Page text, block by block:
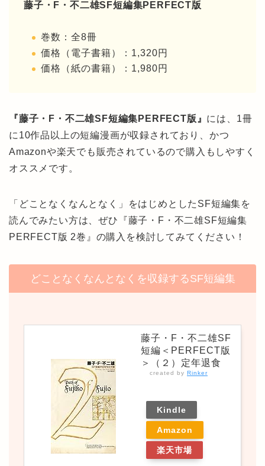
藤子・F・不二雄SF短編集PERFECT版
巻数：全8冊
価格（電子書籍）：1,320円
価格（紙の書籍）：1,980円
『藤子・F・不二雄SF短編集PERFECT版』 には、1冊
に10作品以上の短編漫画が収録されており、かつ
Amazonや楽天でも販売されているので購入もしやすく
オススメです。
「どことなくなんとなく」をはじめとしたSF短編集を
読んでみたい方は、ぜひ『藤子・F・不二雄SF短編集
PERFECT版 2巻』の購入を検討してみてください！
どことなくなんとなくを収録するSF短編集
藤子・F・不二雄SF
短編＜PERFECT版
＞（２）定年退食
created by Rinker
Kindle
Amazon
楽天市場